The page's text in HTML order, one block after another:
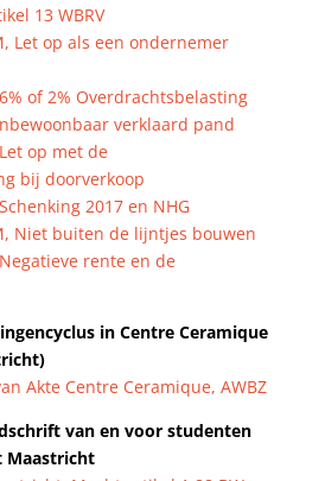
13 WBRV
Let op als een ondernemer
of 2% Overdrachtsbelasting
verklaard pand
op met de
bij doorverkoop
2017 en NHG
Niet buiten de lijntjes bouwen
rente en de
in Centre Ceramique
Akte Centre Ceramique, AWBZ
van en voor studenten
Maastricht